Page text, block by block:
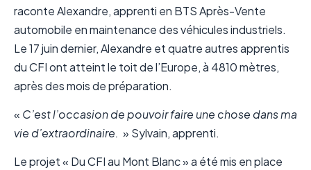
raconte Alexandre, apprenti en BTS Après-Vente
automobile en maintenance des véhicules industriels.
Le 17 juin dernier, Alexandre et quatre autres apprentis
du CFI ont atteint le toit de l’Europe, à 4810 mètres,
après des mois de préparation.
« C’est l’occasion de pouvoir faire une chose dans ma
vie d’extraordinaire. » Sylvain, apprenti.
Le projet « Du CFI au Mont Blanc » a été mis en place